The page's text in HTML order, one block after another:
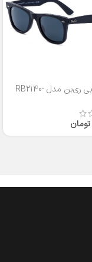
عینک آفتابی ری‌بن مدل RB2140-
تومان